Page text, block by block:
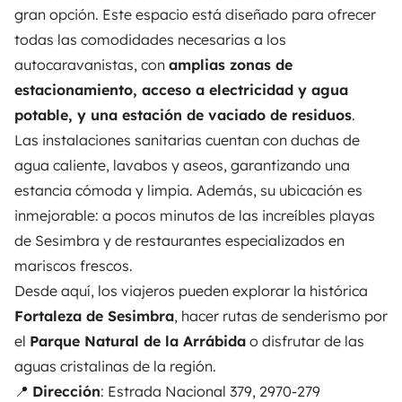
gran opción. Este espacio está diseñado para ofrecer
todas las comodidades necesarias a los
autocaravanistas, con amplias zonas de
estacionamiento, acceso a electricidad y agua
potable, y una estación de vaciado de residuos.
Las instalaciones sanitarias cuentan con duchas de
agua caliente, lavabos y aseos, garantizando una
estancia cómoda y limpia. Además, su ubicación es
inmejorable: a pocos minutos de las increíbles playas
de Sesimbra y de restaurantes especializados en
mariscos frescos.
Desde aquí, los viajeros pueden explorar la histórica
Fortaleza de Sesimbra, hacer rutas de senderismo por
el Parque Natural de la Arrábida o disfrutar de las
aguas cristalinas de la región.
📍 Dirección: Estrada Nacional 379, 2970-279